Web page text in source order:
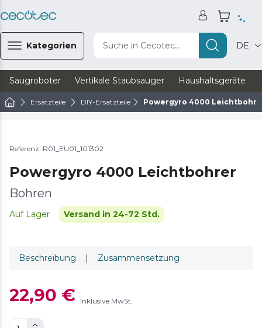
Kategorien Suche in Cecotec... DE
Saugroboter Vertikale Staubsauger Haushaltsgeräte
Ersatzteile DIY-Ersatzteile Powergyro 4000
Referenz: R01_EU01_101302
Powergyro 4000 Leichtbohrer
Bohren
Auf Lager Versand in 24-72 Std.
Beschreibung | Zusammensetzung
22,90 € Inklusive MwSt.